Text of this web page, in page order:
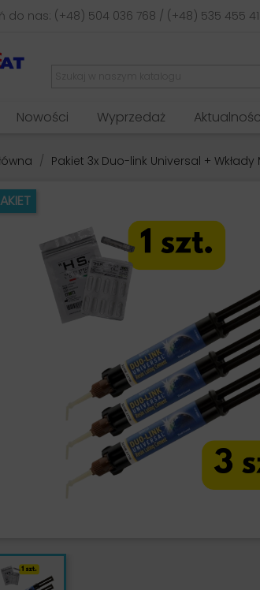
do nas: (+48) 504 036 768 / (+48) 535 455
Nowości Wyprzedaż
Pakiet 3x Duo-link Universal +